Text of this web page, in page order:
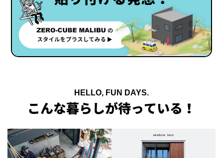
HELLO, FUN DAYS.
こんな暮らしが待っている！